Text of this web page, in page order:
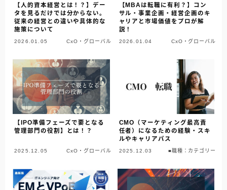
【人的資本経営とは！？】デー
タを見るだけでは分からない。
従来の経営との違いや具体的な
施策について
2026.01.05 CxO・グローバル
【MBAは転職に有利？】コン
サル・事業企画・経営企画のキ
ャリアと市場価値をプロが解
説！
2026.01.04 CxO・グローバル
【IPO準備フェーズで要となる
管理部門の役割】とは！？
2025.12.05 CxO・グローバル
CMO（マーケティング最高責
任者）になるための経験・スキ
ルやキャリアパス
2025.12.03 ■職種：カテゴリー